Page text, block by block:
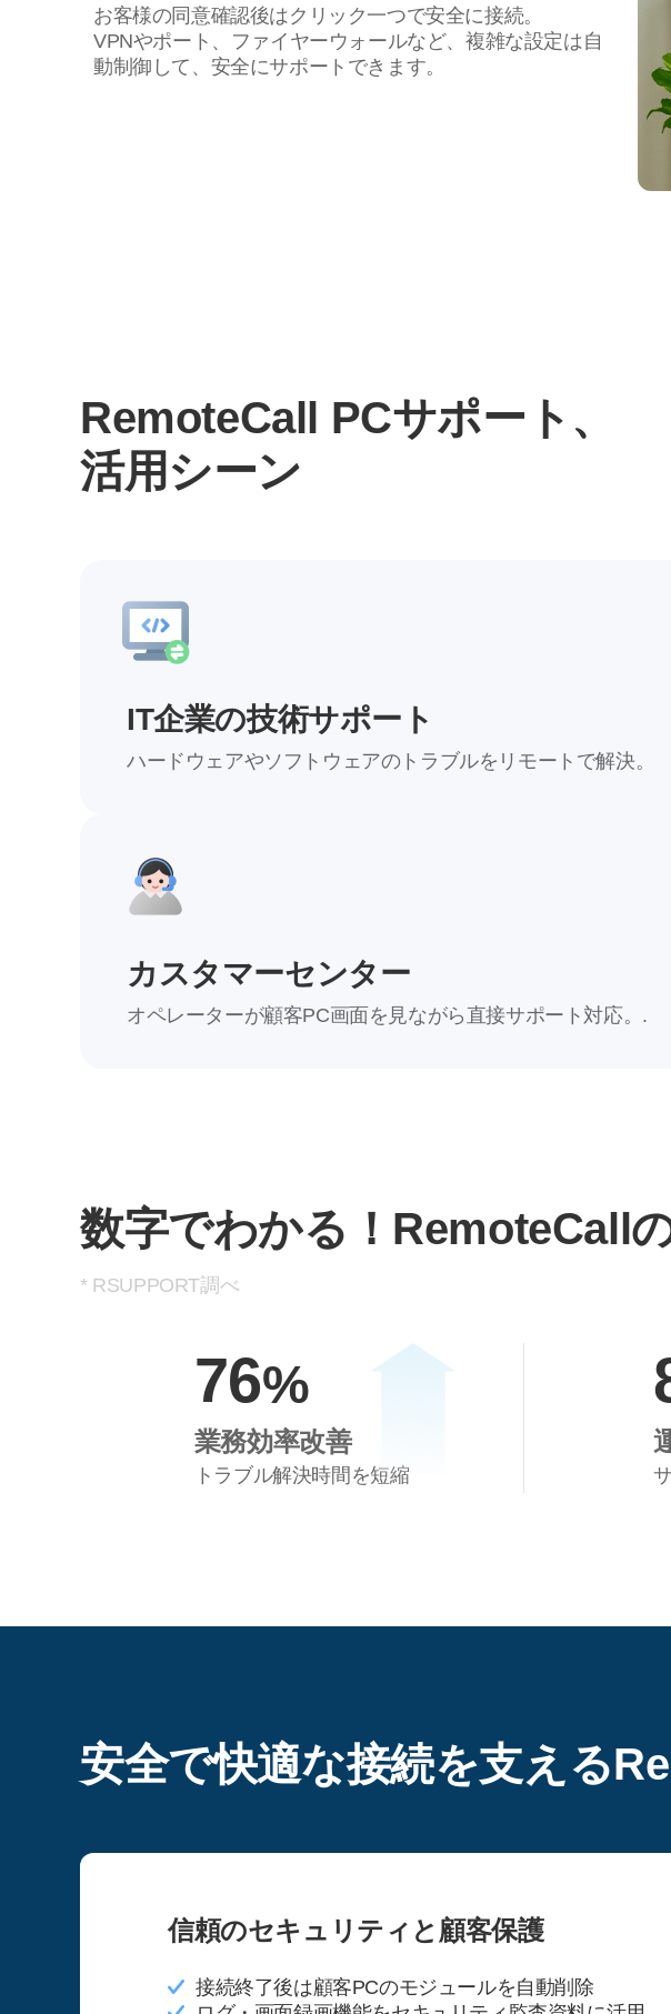
お客様の同意確認後はクリック一つで安全に接続。
VPNやポート、ファイヤーウォールなど、複雑な設定は自
動制御して、安全にサポートできます。
RemoteCall PCサポート、
活用シーン
IT企業の技術サポート
ハードウェアやソフトウェアのトラブルをリモートで解決。
カスタマーセンター
オペレーターが顧客PC画面を見ながら直接サポート対応。.
数字でわかる！ RemoteCall
* RSUPPORT調べ
2
5
6
7
–
1
4
5
6%
業務効率改善
トラブル解決時間を短縮
安全で快適な接続を支える
信頼のセキュリティと顧客保護
接続終了後は顧客PCのモジュールを自動削除